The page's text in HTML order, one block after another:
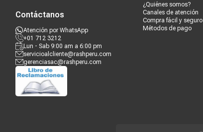
Contáctanos
Atención por WhatsApp
+01 712 3212
Lun - Sab 9:00 am a 6:00 pm
servicioalcliente@rashperu.com
gerenciasac@rashperu.com
¿Quiénes somos?
Canales de atención
Compra fácil y seguro
Métodos de pago